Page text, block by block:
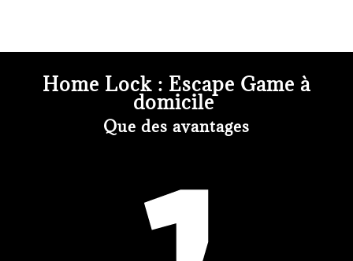
Home Lock : Escape Game à
domicile
Que des avantages